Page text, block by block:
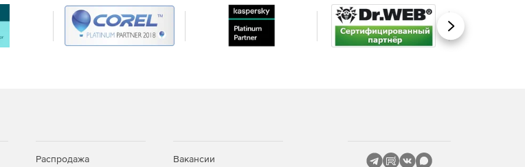
Вперед
Распродажа Вакансии